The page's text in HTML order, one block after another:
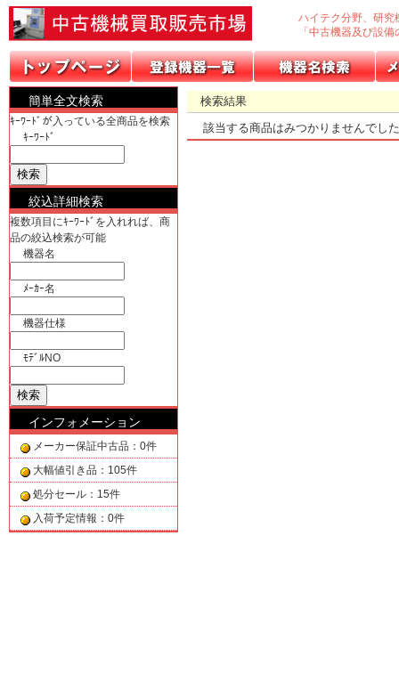
ハイテク分野、研究
「中古機器及び設
簡単全文検索
ｷｰﾜｰﾄﾞが入っている全商品を検索
ｷｰﾜｰﾄﾞ
絞込詳細検索
複数項目にｷｰﾜｰﾄﾞを入れれば、商
品の絞込検索が可能
機器名
ﾒｰｶｰ名
機器仕様
ﾓﾃﾞﾙNO
インフォメーション
メーカー保証中古品：0件
大幅値引き品：105件
処分セール：15件
入荷予定情報：0件
検索結果
該当する商品はみつかりませんでし